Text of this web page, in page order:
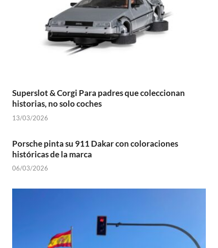
Superslot & Corgi Para padres que coleccionan
historias, no solo coches
13/03/2026
Porsche pinta su 911 Dakar con coloraciones
históricas de la marca
06/03/2026